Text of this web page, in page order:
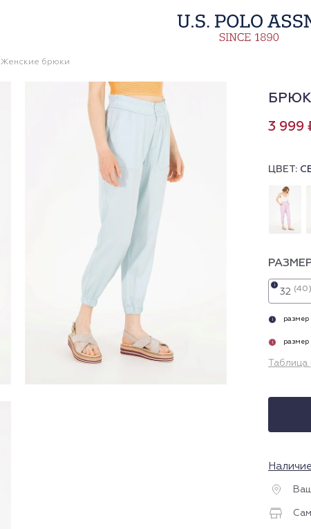
Женские брюки
3 999
ЦВЕТ:
32 (40)
i
i размер
i размер